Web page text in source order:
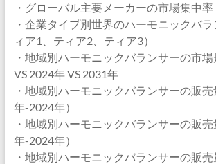
・グローバル主要メーカーの市場集中率
・企業タイプ別世界のハーモニックバ
ィア1、ティア2、ティア3）
・地域別ハーモニックバランサーの市
VS 2024年 VS 2031年
・地域別ハーモニックバランサーの販
年-2024年）
・地域別ハーモニックバランサーの販
年-2024年）
・地域別ハーモニックバランサーの販